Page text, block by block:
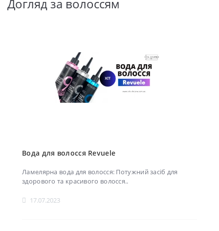
Догляд за волоссям
Вода для волосся Revuele
Ламелярна вода для волосся: Потужний засіб для
здорового та красивого волосся..
17.07.2023